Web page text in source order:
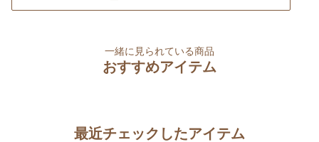
一緒に見られている商品
おすすめアイテム
最近チェックしたアイテム